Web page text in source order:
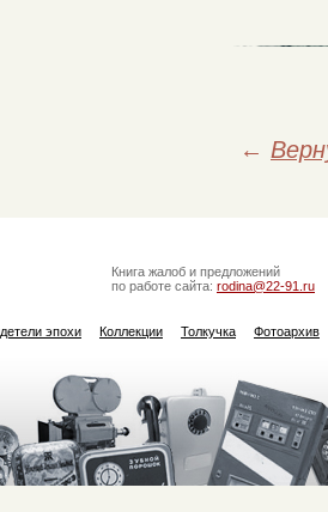
←
Книга жалоб и предложений
по работе сайта: rodina@22-91.ru
эпохи Коллекции Толкучка Фотоархив